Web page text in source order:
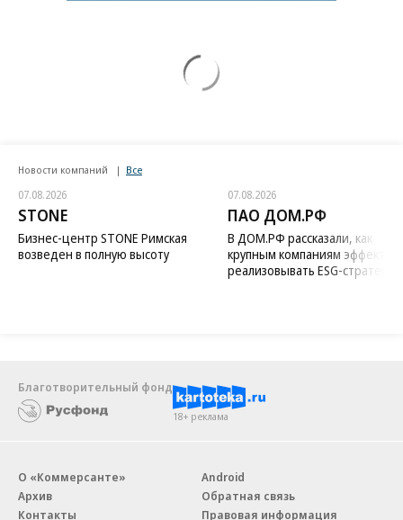
Новости компаний Все
07.08.2026
STONE
Бизнес-центр STONE Римская
возведен в полную высоту
07.08.2026
ПАО ДОМ.РФ
В ДОМ.РФ рассказали, как
крупным компаниям
реализовывать ESG-стратегию
Благотворительный фонд
18+ реклама
О «Коммерсанте»
Архив
Контакты
Android
Обратная связь
Правовая информация